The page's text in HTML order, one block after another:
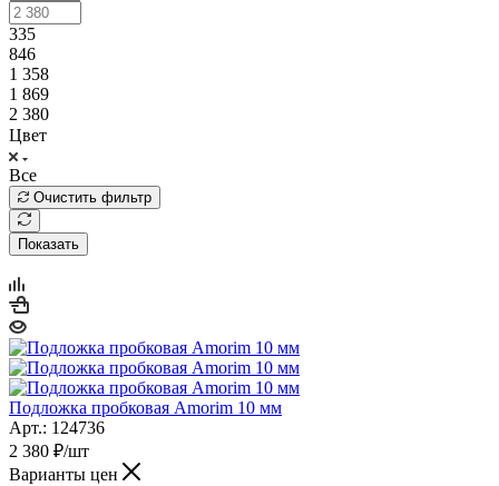
335
846
1 358
1 869
2 380
Цвет
Все
Очистить фильтр
Показать
Подложка пробковая Amorim 10 мм
Арт.: 124736
2 380 ₽/шт
Варианты цен